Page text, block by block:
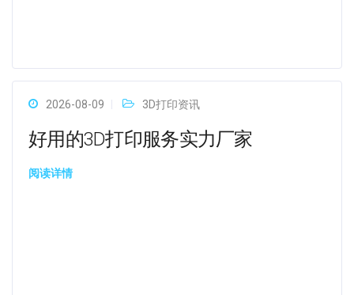
2026-08-09 3D打印资讯
好用的3D打印服务实力厂家
阅读详情